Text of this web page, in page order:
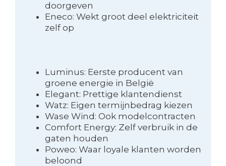
doorgeven
Eneco: Wekt groot deel elektriciteit
zelf op
Luminus: Eerste producent van
groene energie in België
Elegant: Prettige klantendienst
Watz: Eigen termijnbedrag kiezen
Wase Wind: Ook modelcontracten
Comfort Energy: Zelf verbruik in de
gaten houden
Poweo: Waar loyale klanten worden
beloond